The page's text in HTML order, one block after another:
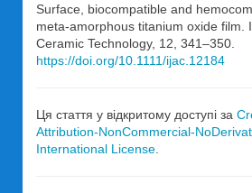
Surface, biocompatible and
meta-amorphous titanium oxide film.
Ceramic Technology, 12, 341–350.
https://doi.org/10.1111/ijac.12184
Ця стаття у відкритому доступі за
Attribution-NonCommercial-
International License